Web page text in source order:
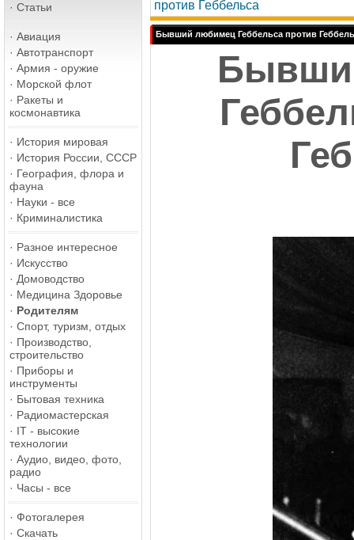
· Статьи
· Авиация
· Автотранспорт
· Армия - оружие
· Морской флот
· Ракеты и
космонавтика
· История мировая
· История России, СССР
· География, флора и
фауна
· Науки - все
· Криминалистика
· Разное интересное
· Искусство
· Домоводство
· Медицина Здоровье
· Родителям
· Спорт, туризм, отдых
· Производство,
строительство
· Приборы и
инструменты
· Бытовая техника
· Радиомастерская
· IT - высокие
технологии
· Аудио, видео, фото,
радио
· Часы - все
· Фотогалерея
· Скачать
против Геббельса
Бывший любимец Геббельса против